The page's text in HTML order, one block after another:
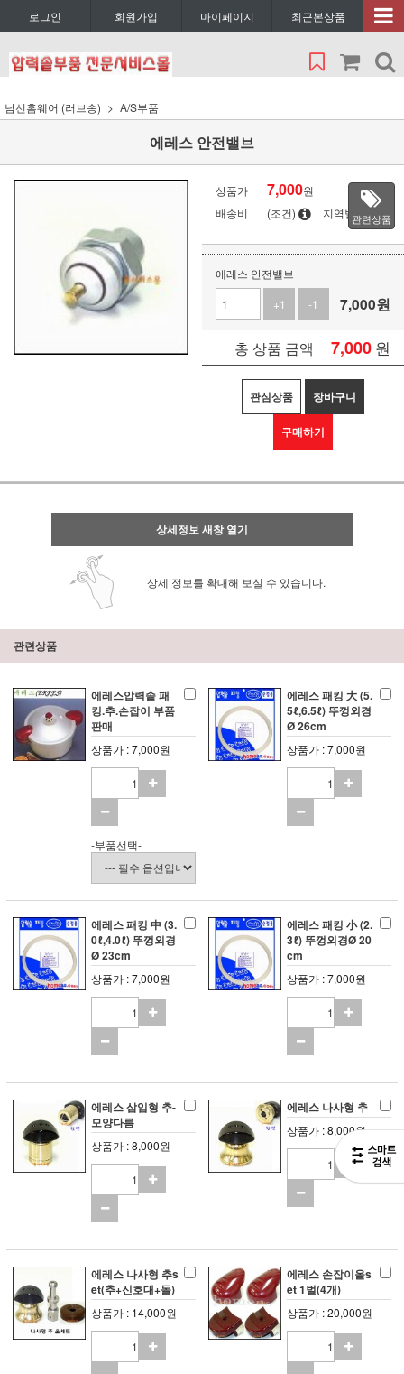
로그인 회원가입 마이페이지 최근본상품
남선홈웨어 (러브송) A/S부품
에레스 안전밸브
상품가 7,000원
배송비
(조건) 지역별관련상품
에레스 안전밸브
+1
-1 7,000원
총 상품 금액 7,000 원
관심상품 장바구니
구매하기
상세정보 새창 열기
상세 정보를 확대해 보실 수 있습니다.
관련상품
에레스압력솥 패
킹.추.손잡이 부품
판매
상품가 : 7,000원
-부품선택-
에레스 패킹 大 (5.
5ℓ,6.5ℓ) 뚜껑외경
Ø 26cm
상품가 : 7,000원
에레스 패킹 中 (3.
0ℓ,4.0ℓ) 뚜껑외경
Ø 23cm
상품가 : 7,000원
에레스 패킹 小 (2.
3ℓ) 뚜껑외경Ø 20
cm
상품가 : 7,000원
에레스 삽입형 추-
모양다름
상품가 : 8,000원
에레스 나사형 추
상품가 : 8,000원
에레스 나사형 추s
et(추+신호대+돌)
상품가 : 14,000원
에레스 손잡이올s
et 1벌(4개)
상품가 : 20,000원